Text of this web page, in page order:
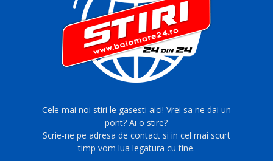
Cele mai noi stiri le gasesti aici! Vrei sa ne dai un
pont? Ai o stire?
Scrie-ne pe adresa de contact si in cel mai scurt
timp vom lua legatura cu tine.